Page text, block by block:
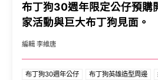
布丁狗30週年限定公仔預購
家活動與巨大布丁狗見面。
編輯 李維唐
布丁狗30週年公仔 布丁狗英雄造型周邊